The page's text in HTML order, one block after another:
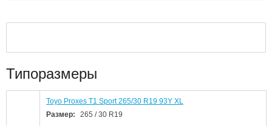
Типоразмеры
Toyo Proxes T1 Sport 265/30 R19 93Y XL
Размер:
265 / 30 R19